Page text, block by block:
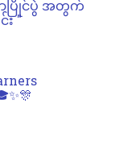
ာပြိုင်ပွဲ အတွက်
း "